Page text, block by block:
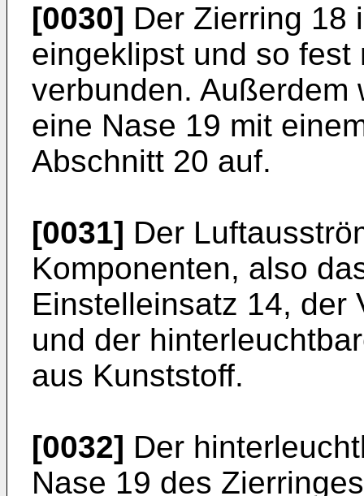
[0030] Der Zierring 18
eingeklipst und so fest
verbunden. Außerdem
eine Nase 19 mit
Abschnitt 20 auf.
[0031] Der
Komponenten, also
Einstelleinsatz 14, der
und der
aus Kunststoff.
[0032] Der
Nase 19 des